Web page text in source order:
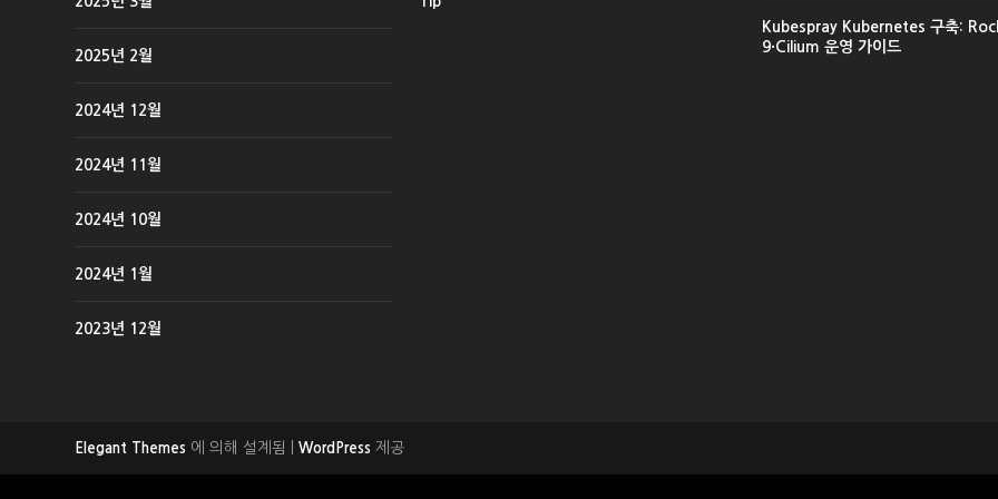
2025년 2월
2024년 12월
2024년 11월
2024년 10월
2024년 1월
2023년 12월
Kubespray Kubernetes 구축:
9·Cilium 운영 가이드
Elegant Themes 에 의해 설계됨 |WordPress 제공